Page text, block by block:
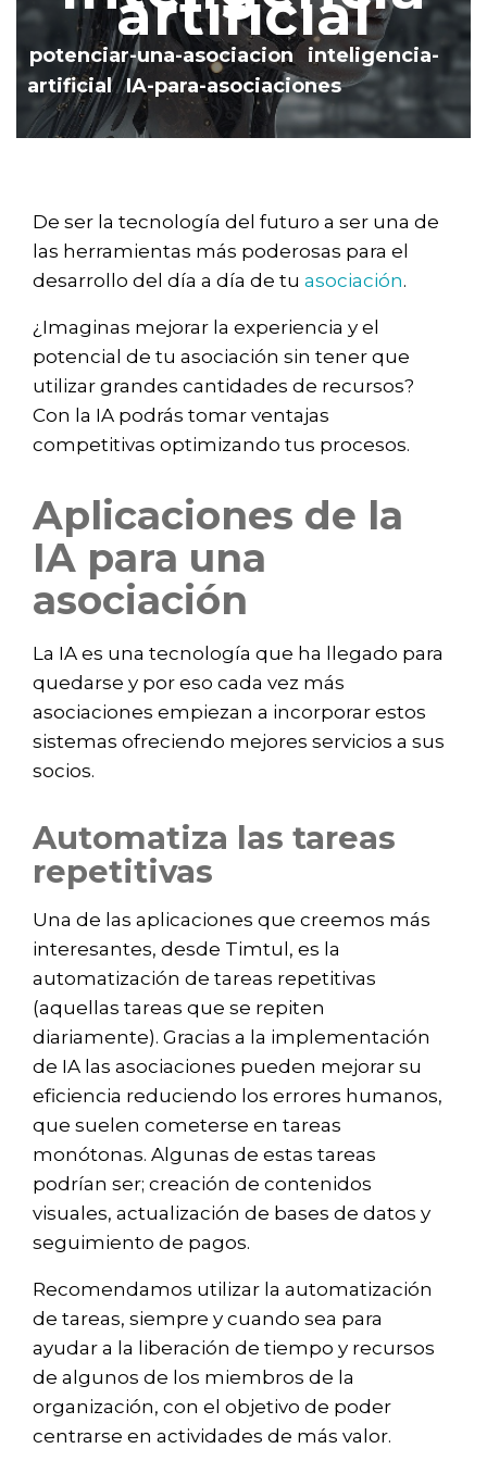
o
n
artificial
potenciar-una-asociacion
inteligencia-
artificial IA-para-asociaciones
De ser la tecnología del futuro a ser una de
las herramientas más poderosas para el
desarrollo del día a día de tu asociación.
¿Imaginas mejorar la experiencia y el
potencial de tu asociación sin tener que
utilizar grandes cantidades de recursos?
Con la IA podrás tomar ventajas
competitivas optimizando tus procesos.
Aplicaciones de la
IA para una
asociación
La IA es una tecnología que ha llegado para
quedarse y por eso cada vez más
asociaciones empiezan a incorporar estos
sistemas ofreciendo mejores servicios a sus
socios.
Automatiza las tareas
repetitivas
Una de las aplicaciones que creemos más
interesantes, desde Timtul, es la
automatización de tareas repetitivas
(aquellas tareas que se repiten
diariamente). Gracias a la implementación
de IA las asociaciones pueden mejorar su
eficiencia reduciendo los errores humanos,
que suelen cometerse en tareas
monótonas. Algunas de estas tareas
podrían ser; creación de contenidos
visuales, actualización de bases de datos y
seguimiento de pagos.
Recomendamos utilizar la automatización
de tareas, siempre y cuando sea para
ayudar a la liberación de tiempo y recursos
de algunos de los miembros de la
organización, con el objetivo de poder
centrarse en actividades de más valor.